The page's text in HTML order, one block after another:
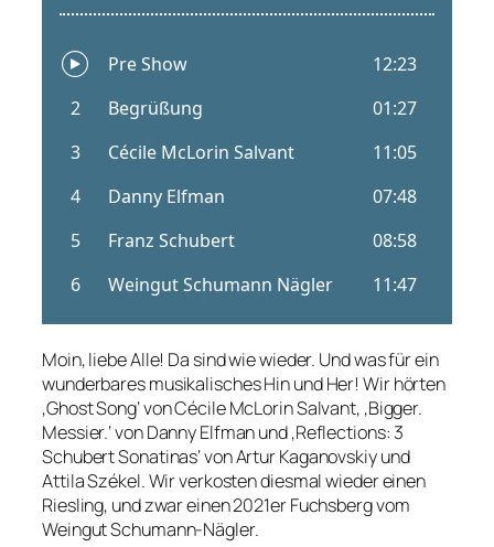
Moin, liebe Alle! Da sind wie wieder. Und was für ein
wunderbares musikalisches Hin und Her! Wir hörten
‚Ghost Song‘ von Cécile McLorin Salvant, ‚Bigger.
Messier.‘ von Danny Elfman und ‚Reflections: 3
Schubert Sonatinas‘ von Artur Kaganovskiy und
Attila Székel. Wir verkosten diesmal wieder einen
Riesling, und zwar einen 2021er Fuchsberg vom
Weingut Schumann-Nägler.